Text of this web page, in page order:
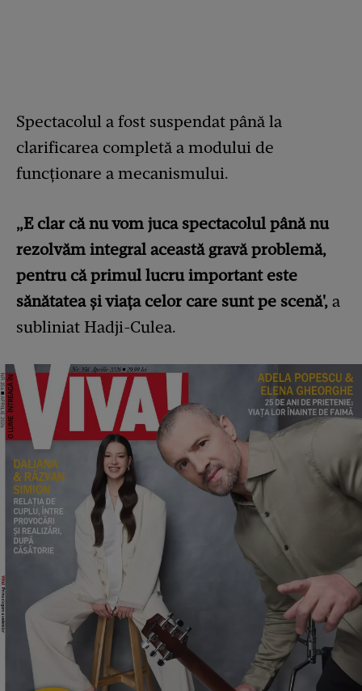
Spectacolul a fost suspendat până la
clarificarea completă a modului de
funcționare a mecanismului.
„E clar că nu vom juca spectacolul până nu
rezolvăm integral această gravă problemă,
pentru că primul lucru important este
sănătatea și viața celor care sunt pe scenă', a
subliniat Hadji-Culea.